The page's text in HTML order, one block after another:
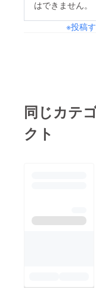
はできません。
※投稿
同じカテ
クト